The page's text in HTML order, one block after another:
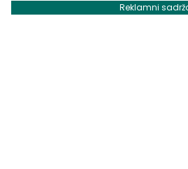
Reklamni